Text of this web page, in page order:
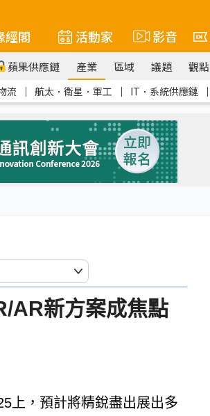
經閣 活動家 影音
蘋果供應鏈 產業 區域 議題 觀點
流 ｜ 航太．衛星．軍工 ｜ IT．系統供應鏈 ｜
AR新方案成焦點
上，預計將精銳盡出展出多